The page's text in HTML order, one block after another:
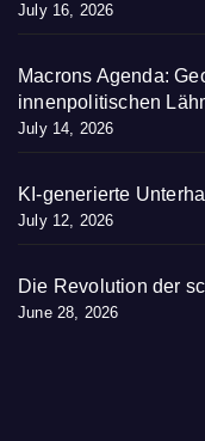
July 16, 2026
Macrons Agenda:
innenpolitischen
July 14, 2026
KI-generierte
July 12, 2026
Die Revolution der
June 28, 2026